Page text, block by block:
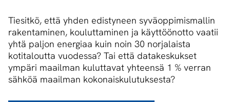
Tiesitkö, että yhden edistyneen syväoppimismallin
rakentaminen, kouluttaminen ja käyttöönotto vaatii
yhtä paljon energiaa kuin noin 30 norjalaista
kotitaloutta vuodessa? Tai että datakeskukset
ympäri maailman kuluttavat yhteensä 1 % verran
sähköä maailman kokonaiskulutuksesta?